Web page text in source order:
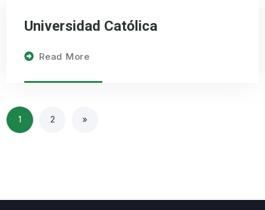
Universidad Católica
Read More
1 2 »